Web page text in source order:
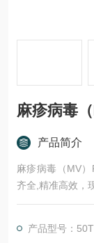
麻疹病毒
产品简介
麻疹病毒（MV
齐全,精准高效，
产品型号：50T